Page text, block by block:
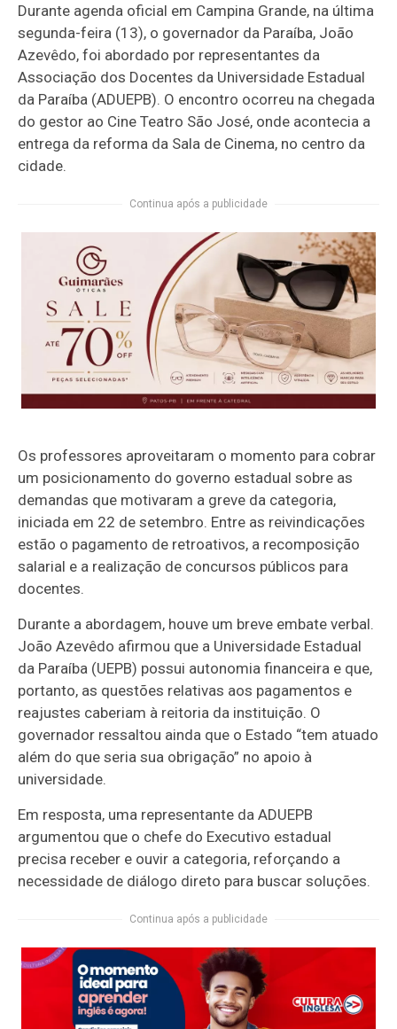
Durante agenda oficial em Campina Grande, na última
segunda-feira (13), o governador da Paraíba, João
Azevêdo, foi abordado por representantes da
Associação dos Docentes da Universidade Estadual
da Paraíba (ADUEPB). O encontro ocorreu na chegada
do gestor ao Cine Teatro São José, onde acontecia a
entrega da reforma da Sala de Cinema, no centro da
cidade.
Continua após a publicidade
Os professores aproveitaram o momento para cobrar
um posicionamento do governo estadual sobre as
demandas que motivaram a greve da categoria,
iniciada em 22 de setembro. Entre as reivindicações
estão o pagamento de retroativos, a recomposição
salarial e a realização de concursos públicos para
docentes.
Durante a abordagem, houve um breve embate verbal.
João Azevêdo afirmou que a Universidade Estadual
da Paraíba (UEPB) possui autonomia financeira e que,
portanto, as questões relativas aos pagamentos e
reajustes caberiam à reitoria da instituição. O
governador ressaltou ainda que o Estado “tem atuado
além do que seria sua obrigação” no apoio à
universidade.
Em resposta, uma representante da ADUEPB
argumentou que o chefe do Executivo estadual
precisa receber e ouvir a categoria, reforçando a
necessidade de diálogo direto para buscar soluções.
Continua após a publicidade